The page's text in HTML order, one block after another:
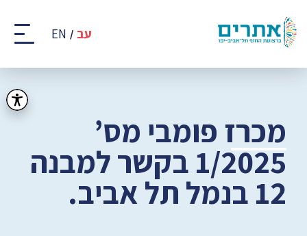
קבוצת
אתרים
-
עב EN
מכרז פומבי מס’
1/2025 בקשר למבנה
12 בנמל תל אביב.